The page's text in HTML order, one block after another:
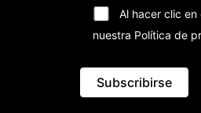
Al hacer clic
nuestra Política de